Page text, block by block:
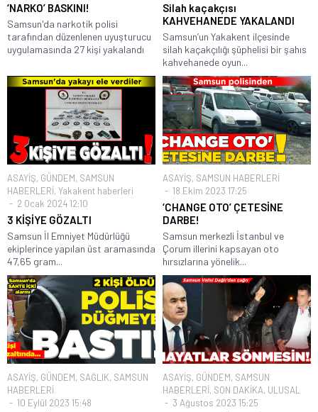
‘NARKO’ BASKINI!
Samsun'da narkotik polisi
tarafından düzenlenen uyuşturucu
uygulamasında 27 kişi yakalandı
Silah kaçakçısı
KAHVEHANEDE YAKALANDI
Samsun’un Yakakent ilçesinde
silah kaçakçılığı şüphelisi bir şahıs
kahvehanede oyun...
ASAYİŞ, GÜNDEM, SAMSUN
HABERLERİ, Yakakent haberleri
2 Ocak 2024 12:10
3 KİŞİYE GÖZALTI
Samsun İl Emniyet Müdürlüğü
ekiplerince yapılan üst aramasında
47,65 gram...
ASAYİŞ, SAMSUN HABERLERİ
18 Ekim 2023 17:25
‘CHANGE OTO’ ÇETESİNE
DARBE!
Samsun merkezli İstanbul ve
Çorum illerini kapsayan oto
hırsızlarına yönelik...
ASAYİŞ, GÜNDEM, SAĞLIK, SAMSUN
HABERLERİ
10 Eylül 2023 15:48
ASAYİŞ, GÜNDEM, SAMSUN
HABERLERİ, SON DAKİKA, ULUSAL
3 Ağustos 2023 15:25